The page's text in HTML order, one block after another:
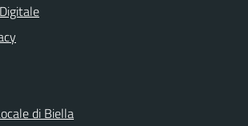
di Biella